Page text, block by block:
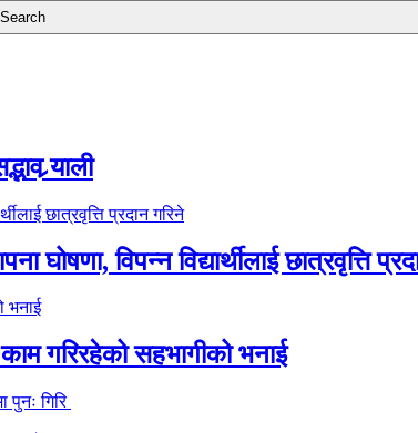
र्‍याली
घोषणा, विपन्न विद्यार्थीलाई छात्रवृत्ति
गरिरहेको सहभागीको भनाई